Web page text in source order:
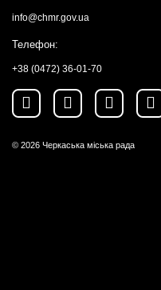
info@chmr.gov.ua
Телефон:
+38 (0472) 36-01-70
© 2026 Черкаська міська рада